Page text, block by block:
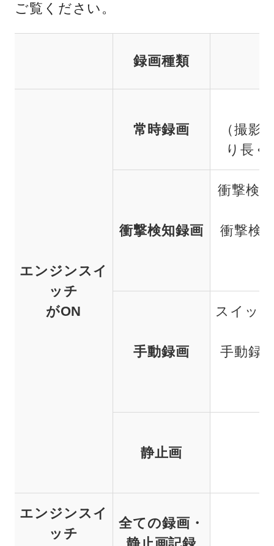
ご覧ください。
録画種類
エンジンスイ
ッチ
がON
常時録画
（撮影
り長
衝撃検知録画
衝撃検
衝撃検
手動録画
スイッ
手動録
静止画
エンジンスイ
ッチ
全ての録画・